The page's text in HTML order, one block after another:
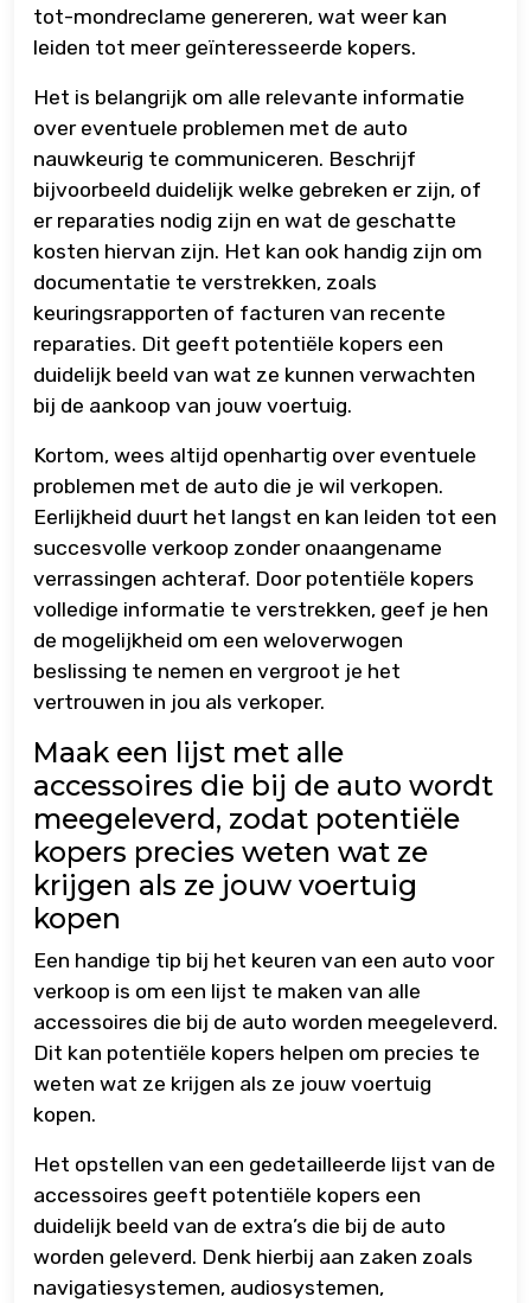
tot-mondreclame genereren, wat weer kan
leiden tot meer geïnteresseerde kopers.
Het is belangrijk om alle relevante informatie
over eventuele problemen met de auto
nauwkeurig te communiceren. Beschrijf
bijvoorbeeld duidelijk welke gebreken er zijn, of
er reparaties nodig zijn en wat de geschatte
kosten hiervan zijn. Het kan ook handig zijn om
documentatie te verstrekken, zoals
keuringsrapporten of facturen van recente
reparaties. Dit geeft potentiële kopers een
duidelijk beeld van wat ze kunnen verwachten
bij de aankoop van jouw voertuig.
Kortom, wees altijd openhartig over eventuele
problemen met de auto die je wil verkopen.
Eerlijkheid duurt het langst en kan leiden tot een
succesvolle verkoop zonder onaangename
verrassingen achteraf. Door potentiële kopers
volledige informatie te verstrekken, geef je hen
de mogelijkheid om een weloverwogen
beslissing te nemen en vergroot je het
vertrouwen in jou als verkoper.
Maak een lijst met alle
accessoires die bij de auto wordt
meegeleverd, zodat potentiële
kopers precies weten wat ze
krijgen als ze jouw voertuig
kopen
Een handige tip bij het keuren van een auto voor
verkoop is om een lijst te maken van alle
accessoires die bij de auto worden meegeleverd.
Dit kan potentiële kopers helpen om precies te
weten wat ze krijgen als ze jouw voertuig
kopen.
Het opstellen van een gedetailleerde lijst van de
accessoires geeft potentiële kopers een
duidelijk beeld van de extra’s die bij de auto
worden geleverd. Denk hierbij aan zaken zoals
navigatiesystemen, audiosystemen,